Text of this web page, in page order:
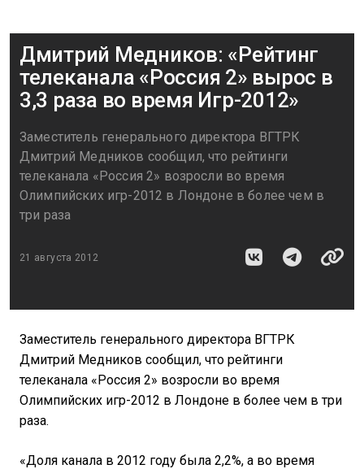
Дмитрий Медников: «Рейтинг
телеканала «Россия 2» вырос в
3,3 раза во время Игр-2012»
Заместитель генерального директора ВГТРК
Дмитрий Медников сообщил, что рейтинги
телеканала «Россия 2» возросли во время
Олимпийских игр-2012 в Лондоне в более чем в
три раза
21 августа 2012
Заместитель генерального директора ВГТРК
Дмитрий Медников сообщил, что рейтинги
телеканала «Россия 2» возросли во время
Олимпийских игр-2012 в Лондоне в более чем в три
раза.
«Доля канала в 2012 году была 2,2%, а во время